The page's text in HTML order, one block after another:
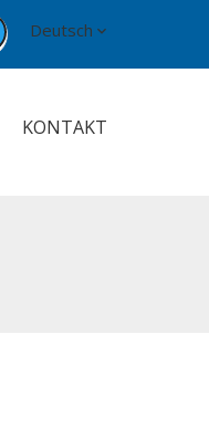
Deutsch
KONTAKT